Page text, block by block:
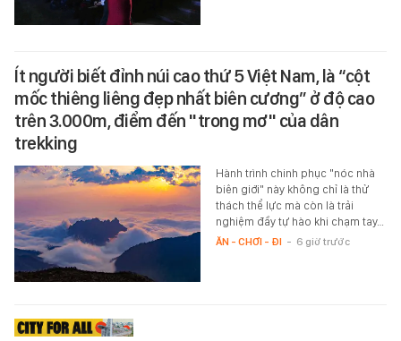
Ít người biết đỉnh núi cao thứ 5 Việt Nam, là “cột
mốc thiêng liêng đẹp nhất biên cương” ở độ cao
trên 3.000m, điểm đến "trong mơ" của dân
trekking
Hành trình chinh phục "nóc nhà
biên giới" này không chỉ là thử
thách thể lực mà còn là trải
nghiệm đầy tự hào khi chạm tay…
ĂN - CHƠI - ĐI - 6 giờ trước